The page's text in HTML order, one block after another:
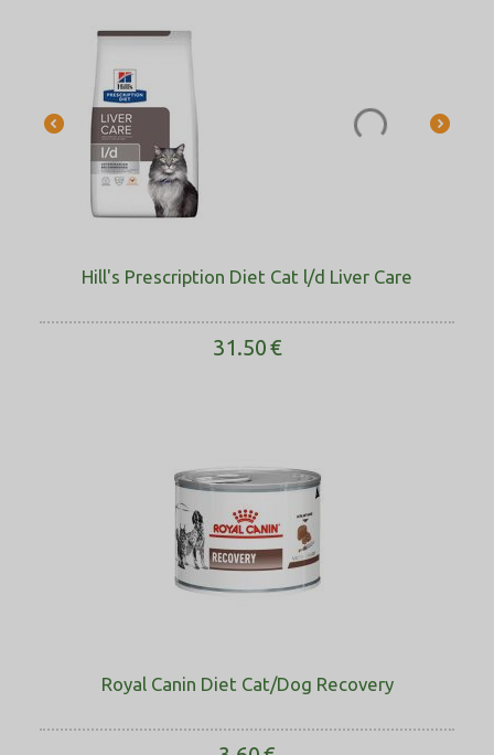
Hill's Prescription Diet Cat l/d Liver Care
31.50€
Royal Canin Diet Cat/Dog Recovery